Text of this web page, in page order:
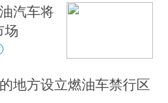
汽车将
场
地方设立燃油车禁行区